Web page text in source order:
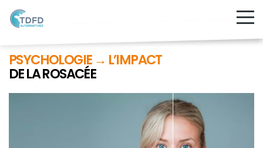
PSYCHOLOGIE → L’IMPACT
DE LA ROSACÉE